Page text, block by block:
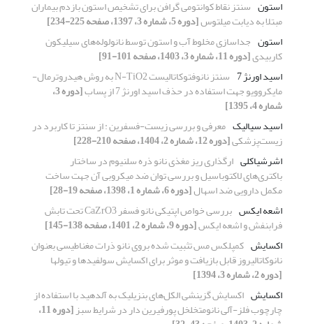
استون سنتز نقاط کوانتومی گرافن برای تشخیص استون بازدم بیماران
مبتلا به دیابت میلتوس[دوره 5، شماره 3، 1397، صفحه 225-234]
استون جداسازی مخلوط آب و استون توسط نانولوله‌های سیلیکون
کاربیدی[دوره 11، شماره 3، 1403، صفحه 101-91]
اسید اورنژ 7
سنتز نانوفتوکاتالیست N-TiO2 به روش هیدروترمال-
مایکروویو جهت استفاده در حذف اسید اورنژ 7 از پساب [دوره 3،
شماره 4، 1395]
اسید سیالیک معرفی و بررسی زیست-فسفرین : از سنتز تا کاربرد در
زیست‌پزشکی[دوره 12، شماره 2، 1404، صفحه 210-228]
اشرشیاکلی ارگذاری ریز مغذی نانو ذره سلنیوم در ساختار
باکتری‌های لاکتوباسیل و بررسی توان ضد میکروبی آن جهت ساخت
مکمل دارویی ضد اسهال[دوره 6، شماره 1، 1398، صفحه 19-28]
اشعه ایکس
بررسی خواص اپتیکی نانو فسفر CaZrO3 تحت تابش
فرابنفش و اشعه ایکس[دوره 9، شماره 2، 1401، صفحه 138-145]
اکسایش کمپلکس مس تثبیت شده بروی نانو ذرات مغناطیسی بعنوان
نانوکاتالیروز قابل بازیافت و موثر برای اکسایش سولفیدها و تیولها
[دوره 2، شماره 3، 1394]
اکسایش اکسایش گزینشی الکل‌های بنزیلیک به آلدهید با استفاده از
چارچوب‌ فلز-آلی نانومتخلخل پورفیرین دار در شرایط سبز [دوره 11،